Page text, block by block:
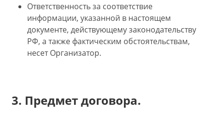
Ответственность за соответствие
информации, указанной в настоящем
документе, действующему законодательству
РФ, а также фактическим обстоятельствам,
несет Организатор.
3. Предмет договора.